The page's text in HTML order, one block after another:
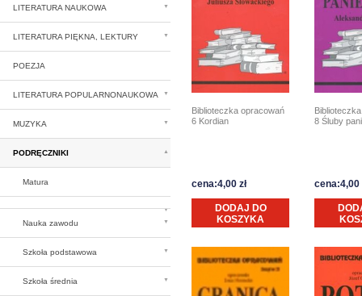
LITERATURA NAUKOWA
LITERATURA PIĘKNA, LEKTURY
POEZJA
LITERATURA POPULARNONAUKOWA
MUZYKA
PODRĘCZNIKI
Matura
Nauka zawodu
Szkoła podstawowa
Szkoła średnia
Biblioteczka opracowań
6 Kordian
cena:4,00 zł
DODAJ DO
KOSZYKA
8 Śluby
cena:4,00